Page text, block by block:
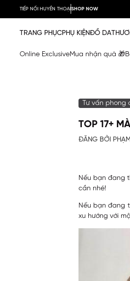
TIẾP NỐI HUYỀN THOẠISHOP NOW
TRANG PHỤCPHỤ KIỆNĐỒ DA
Online ExclusiveMua nhận quà 🎁
Tư vấn phong
TOP 17+
ĐĂNG BỞI
Nếu bạn đang
cần nhé!
Nếu bạn đang
xu hướng với